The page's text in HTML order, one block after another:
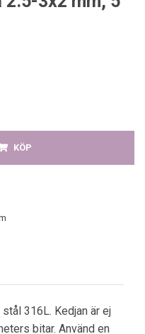
KÖP
316L. Kedjan är ej
bitar. Använd en